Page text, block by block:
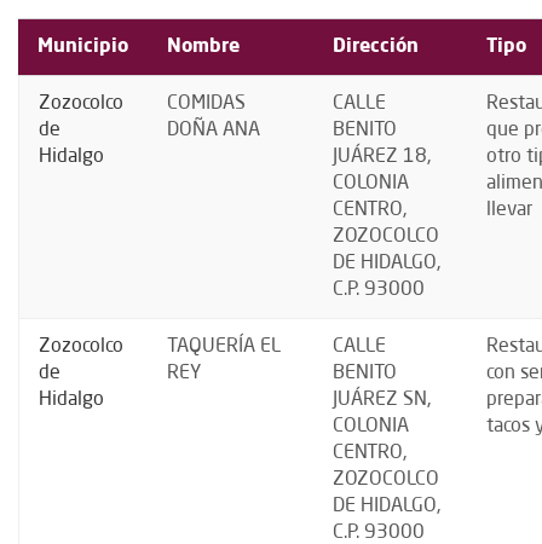
Municipio Nombre Dirección Tipo
Zozocolco
de
Hidalgo
COMIDAS
DOÑA ANA
CALLE
BENITO
JUÁREZ 18,
COLONIA
CENTRO,
ZOZOCOLCO
DE HIDALGO,
C.P. 93000
que
otro
llevar
Zozocolco
de
Hidalgo
TAQUERÍA EL
REY
CALLE
BENITO
JUÁREZ SN,
COLONIA
CENTRO,
ZOZOCOLCO
DE HIDALGO,
C.P. 93000
con
tacos